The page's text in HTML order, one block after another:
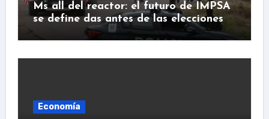
Ms all del reactor: el futuro de IMPSA
se define das antes de las elecciones
Economía